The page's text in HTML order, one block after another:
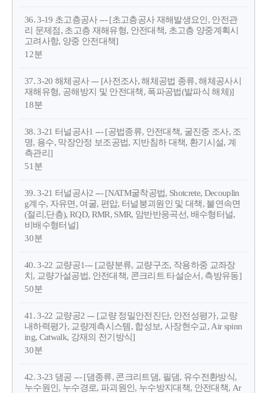
36. 3-19 초고층공사 --- [초고층공사 재해발생요인, 안전관
리 문제점, 초고층 재해유형, 안전대책, 초고층 양중계획시
고려사항, 양중 안전대책]
12분
37. 3-20 해체공사 --- [사전조사, 해체공법 종류, 해체공사시
재해유형, 공해방지 및 안전대책, 폭파공법(발파식 해체)]
18분
38. 3-21 터널공사1 --- [공법종류, 안전대책, 굴진중 조사, 조
명, 용수, 막장안정 보조공법, 지반침하 대책, 환기시설, 계
측관리]
51분
39. 3-21 터널공사2 --- [NATM굴착공법, Shotcrete, Decouplin
g계수, 자유면, 여굴, 편압, 터널붕괴원인 및 대책, 불연속면
(절리,단층), RQD, RMR, SMR, 암반반응곡선, 배수형터널,
비배수형터널]
30분
40. 3-22 교량공1--- [교량분류, 교량구조, 작용하중 교좌장
치, 교량가설공법, 안전대책, 콘크리트 타설순서, 측방유동]
50분
41. 3-22 교량공2 --- [교량 정밀안전진단, 안전성평가, 교량
내하력평가, 교량계측시스템, 합성보, 사장현수교, Air spinn
ing, Catwalk, 강재의 전기방식]
30분
42. 3-23 댐공 --- [댐종류, 콘크리트댐, 필댐, 유수전환방식,
누수원인, 누수경로, 파괴원인, 누수방지대책, 안전대책, Ar